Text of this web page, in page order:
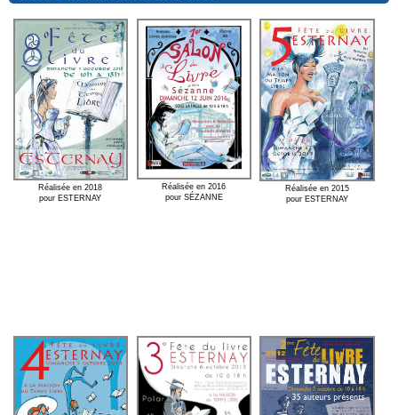
Réalisée en 2018
pour ESTERNAY
Réalisée en 2016
pour SÉZANNE
Réalisée en 2015
pour ESTERNAY